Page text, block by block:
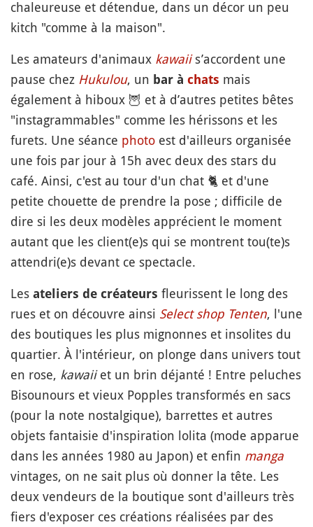
chaleureuse et détendue, dans un décor un peu
kitch "comme à la maison".
Les amateurs d'animaux kawaiis’accordent une
pause chez Hukulou, un bar à chats mais
également à hiboux 🦉 et à d’autres petites bêtes
"instagrammables" comme les hérissons et les
furets. Une séance photo est d'ailleurs organisée
une fois par jour à 15h avec deux des stars du
café. Ainsi, c'est au tour d'un chat 🐈 et d'une
petite chouette de prendre la pose ; difficile de
dire si les deux modèles apprécient le moment
autant que les client(e)s qui se montrent tou(te)s
attendri(e)s devant ce spectacle.
Les ateliers de créateurs fleurissent le long des
rues et on découvre ainsi Select shop Tenten, l'une
des boutiques les plus mignonnes et insolites du
quartier. À l'intérieur, on plonge dans univers tout
en rose, kawaiiet un brin déjanté ! Entre peluches
Bisounours et vieux Popples transformés en sacs
(pour la note nostalgique), barrettes et autres
objets fantaisie d'inspiration lolita (mode apparue
dans les années 1980 au Japon) et enfin manga
vintages, on ne sait plus où donner la tête. Les
deux vendeurs de la boutique sont d'ailleurs très
fiers d'exposer ces créations réalisées par des